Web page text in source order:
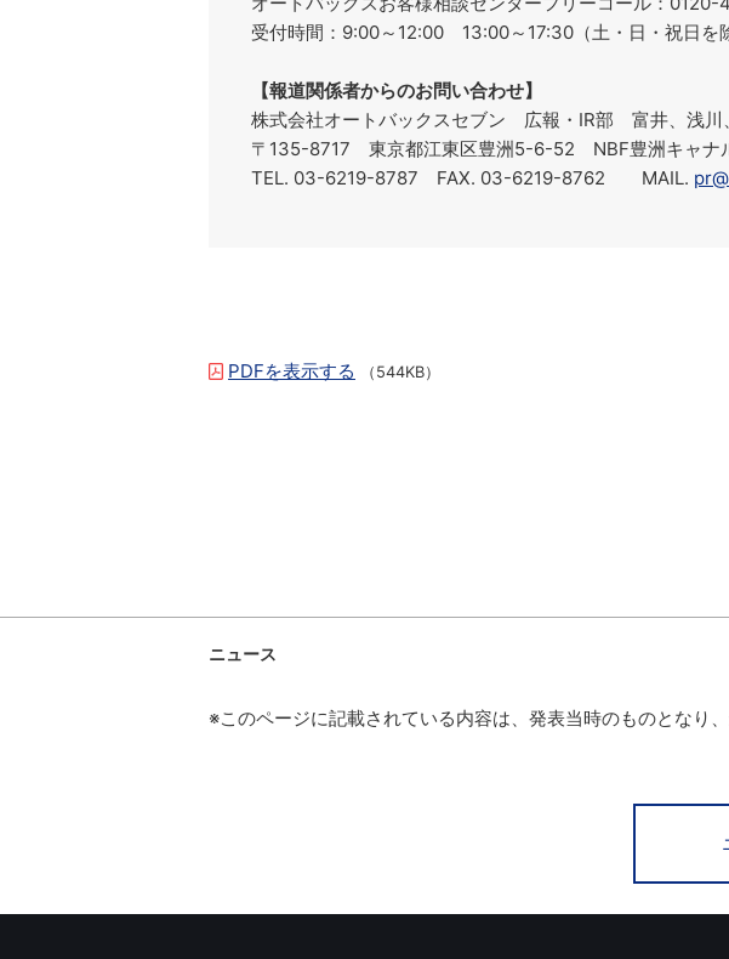
受付時間：9:00～12:00 13:00～17:30（土・日・祝日を
【報道関係者からのお問い合わせ】
株式会社オートバックスセブン 広報・IR部 富井、浅川
〒135-8717 東京都江東区豊洲5-6-52 NBF豊洲キャナ
TEL. 03-6219-8787 FAX. 03-6219-8762 MAIL.
PDFを表示する （544KB）
ニュース
※このページに記載されている内容は、発表当時のものとなり